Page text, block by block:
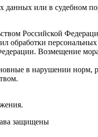
данных или в судебном
Российской
персональных
Возмещение
в нарушении норм,
защищены